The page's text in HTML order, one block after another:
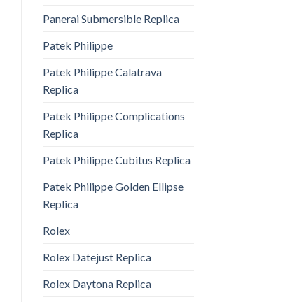
Panerai Submersible Replica
Patek Philippe
Patek Philippe Calatrava
Replica
Patek Philippe Complications
Replica
Patek Philippe Cubitus Replica
Patek Philippe Golden Ellipse
Replica
Rolex
Rolex Datejust Replica
Rolex Daytona Replica